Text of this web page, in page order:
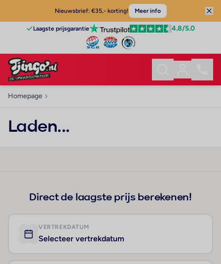
Nieuwsbrief: €35,- korting! Meer info
Laagste prijsgarantie 4.8/5.0
Homepage
Laden...
Direct de laagste prijs berekenen!
VERTREKDATUM
Selecteer vertrekdatum